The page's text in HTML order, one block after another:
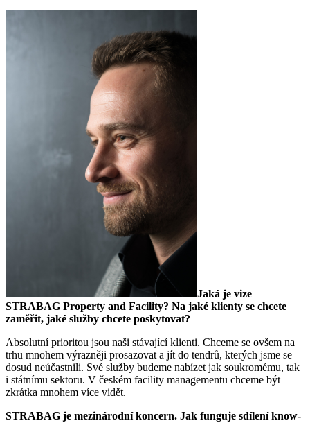
Jaká je vize
STRABAG Property and Facility? Na jaké klienty se chcete
zaměřit, jaké služby chcete poskytovat?
Absolutní prioritou jsou naši stávající klienti. Chceme se ovšem na
trhu mnohem výrazněji prosazovat a jít do tendrů, kterých jsme se
dosud neúčastnili. Své služby budeme nabízet jak soukromému, tak
i státnímu sektoru. V českém facility managementu chceme být
zkrátka mnohem více vidět.
STRABAG je mezinárodní koncern. Jak funguje sdílení know-